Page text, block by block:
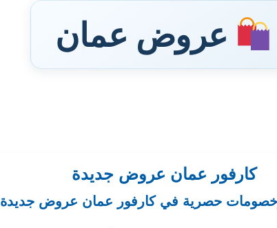
عروض عمان
كارفور عمان عروض جديدة
حصرية في كارفور عمان عروض جديدة